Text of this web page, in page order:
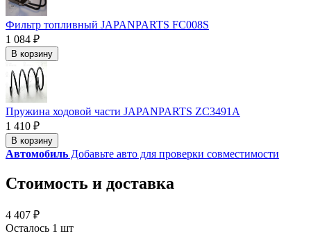
Фильтр топливный JAPANPARTS FC008S
1 084 ₽
В корзину
Пружина ходовой части JAPANPARTS ZC3491A
1 410 ₽
В корзину
Автомобиль Добавьте авто для проверки совместимости
Стоимость и доставка
4 407 ₽
Осталось 1 шт